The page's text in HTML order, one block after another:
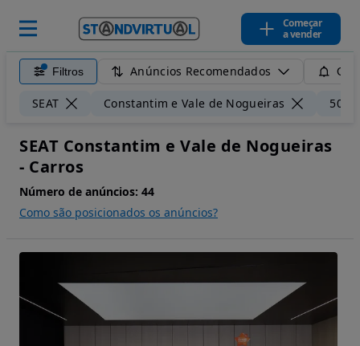
Começar
a vender
Filtros Anúncios Recomendados
SEAT Constantim e Vale de Nogueiras 50
SEAT Constantim e Vale de Nogueiras
- Carros
Número de anúncios: 44
Como são posicionados os anúncios?